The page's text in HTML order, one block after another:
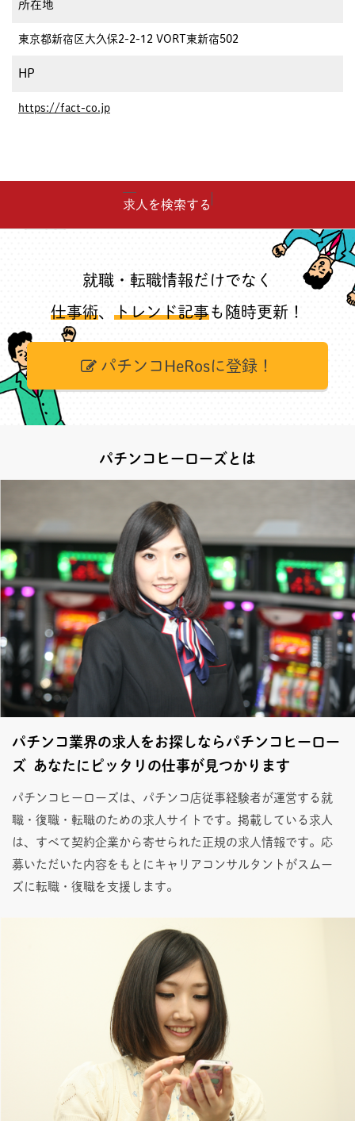
所在地
東京都新宿区大久保2-2-12 VORT東新宿502
HP
https://fact-co.jp
求人を検索する
就職・転職情報だけでなく
仕事術、 トレンド記事も随時更新！
パチンコHeRosに登録！
パチンコヒーローズとは
パチンコ業界の求人をお探しならパチンコヒーロー
ズ あなたにピッタリの仕事が見つかります
パチンコヒーローズは、パチンコ店従事経験者が運営する就
職・復職・転職のための求人サイトです。掲載している求人
は、すべて契約企業から寄せられた正規の求人情報です。応
募いただいた内容をもとにキャリアコンサルタントがスムー
ズに転職・復職を支援します。